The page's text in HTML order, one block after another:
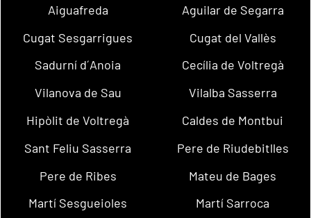
Aiguafreda
Aguilar de Segarra
Cugat Sesgarrigues
Cugat del Vallès
Sadurní d´Anoia
Cecília de Voltregà
Vilanova de Sau
Vilalba Sasserra
Hipòlit de Voltregà
Caldes de Montbui
Sant Feliu Sasserra
Pere de Riudebitlles
Pere de Ribes
Mateu de Bages
Martí Sesgueioles
Martí Sarroca